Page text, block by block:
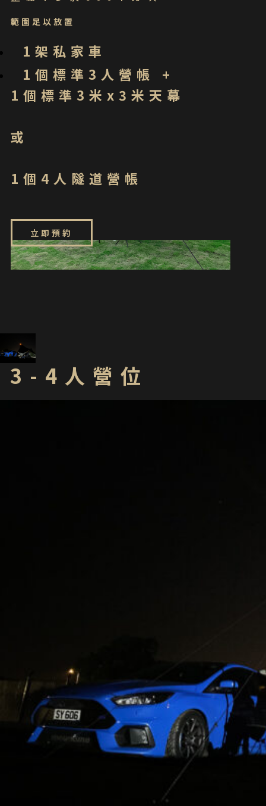
範圍足以放置
1架私家車
1個標準3人營帳 +
1個標準3米x3米天幕
或
1個4人隧道營帳
立即預約
3-4人營位